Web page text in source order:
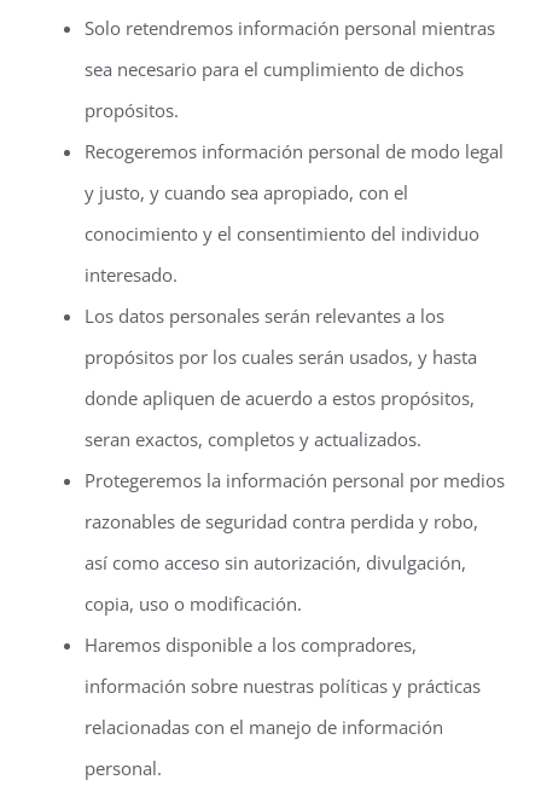
Solo retendremos información personal mientras
sea necesario para el cumplimiento de dichos
propósitos.
Recogeremos información personal de modo legal
y justo, y cuando sea apropiado, con el
conocimiento y el consentimiento del individuo
interesado.
Los datos personales serán relevantes a los
propósitos por los cuales serán usados, y hasta
donde apliquen de acuerdo a estos propósitos,
seran exactos, completos y actualizados.
Protegeremos la información personal por medios
razonables de seguridad contra perdida y robo,
así como acceso sin autorización, divulgación,
copia, uso o modificación.
Haremos disponible a los compradores,
información sobre nuestras políticas y prácticas
relacionadas con el manejo de información
personal.